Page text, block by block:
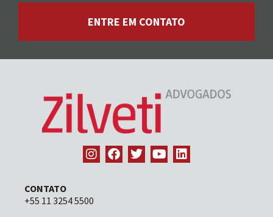
ENTRE EM CONTATO
CONTATO
+55 11 3254 5500